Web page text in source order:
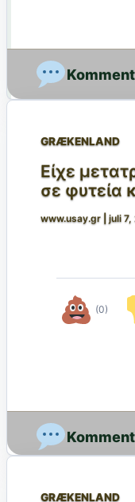
GRÆKENLAND
Είχε
σε φυτεία
www.usay.gr juli 7,
(0)
GRÆKENLAND